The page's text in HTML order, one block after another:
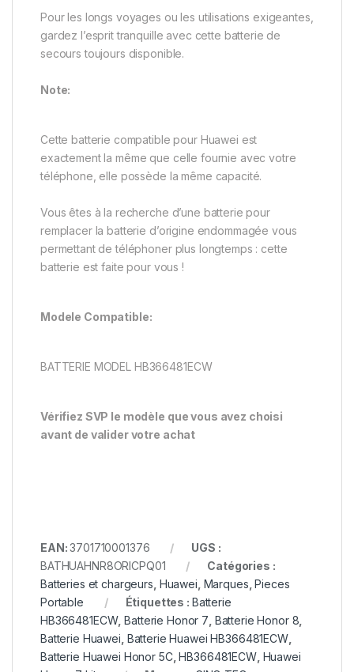
Pour les longs voyages ou les utilisations exigeantes,
gardez l’esprit tranquille avec cette batterie de
secours toujours disponible.
Note:
Cette batterie compatible pour Huawei est
exactement la même que celle fournie avec votre
téléphone, elle possède la même capacité.
Vous êtes à la recherche d’une batterie pour
remplacer la batterie d’origine endommagée vous
permettant de téléphoner plus longtemps : cette
batterie est faite pour vous !
Modele Compatible:
BATTERIE MODEL HB366481ECW
Vérifiez SVP le modèle que vous avez choisi
avant de valider votre achat
EAN:3701710001376
UGS :
BATHUAHNR8ORICPQ01
Catégories :
Batteries et chargeurs Huawei Marques ,Pieces
Portable
Étiquettes : Batterie
HB366481ECW,Batterie Honor 7 Batterie Honor 8
Batterie Huawei Batterie Huawei HB366481ECW,
Batterie Huawei Honor 5C,HB366481ECW, Huawei